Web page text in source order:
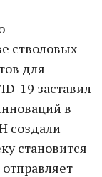
стволовых
для
19 заставил
в
создали
становится